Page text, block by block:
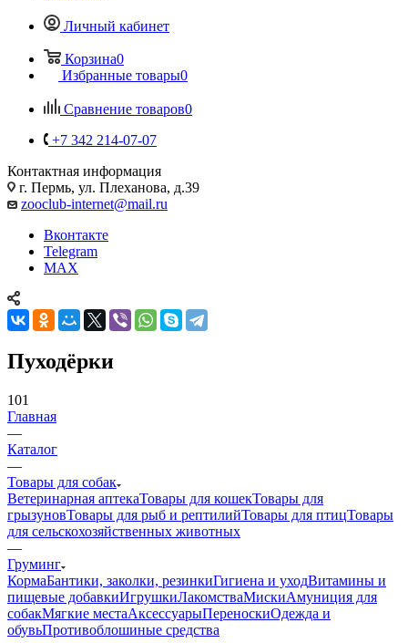
Личный кабинет
Корзина0
Избранные товары0
Сравнение товаров0
+7 342 214-07-07
Контактная информация
г. Пермь, ул. Плеханова, д.39
zooclub-internet@mail.ru
Вконтакте
Telegram
MAX
Пуходёрки
101
Главная
—
Каталог
—
Товары для собак
Ветеринарная аптекаТовары для кошекТовары для
грызуновТовары для рыб и рептилийТовары для птицТовары
для сельскохозяйственных животных
—
Груминг
КормаБантики, заколки, резинкиГигиена и уходВитамины и
пищевые добавкиИгрушкиЛакомстваМискиАмуниция для
собакМягкие местаАксессуарыПереноскиОдежда и
обувьПротивоблошиные средства